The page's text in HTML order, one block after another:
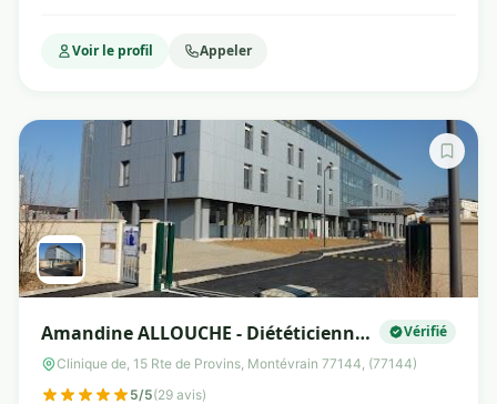
Voir le profil Appeler
Amandine ALLOUCHE - Diététicienne
Nutritionniste
Vérifié
Clinique de, 15 Rte de Provins, Montévrain 77144, (77144)
5/5(29 avis)